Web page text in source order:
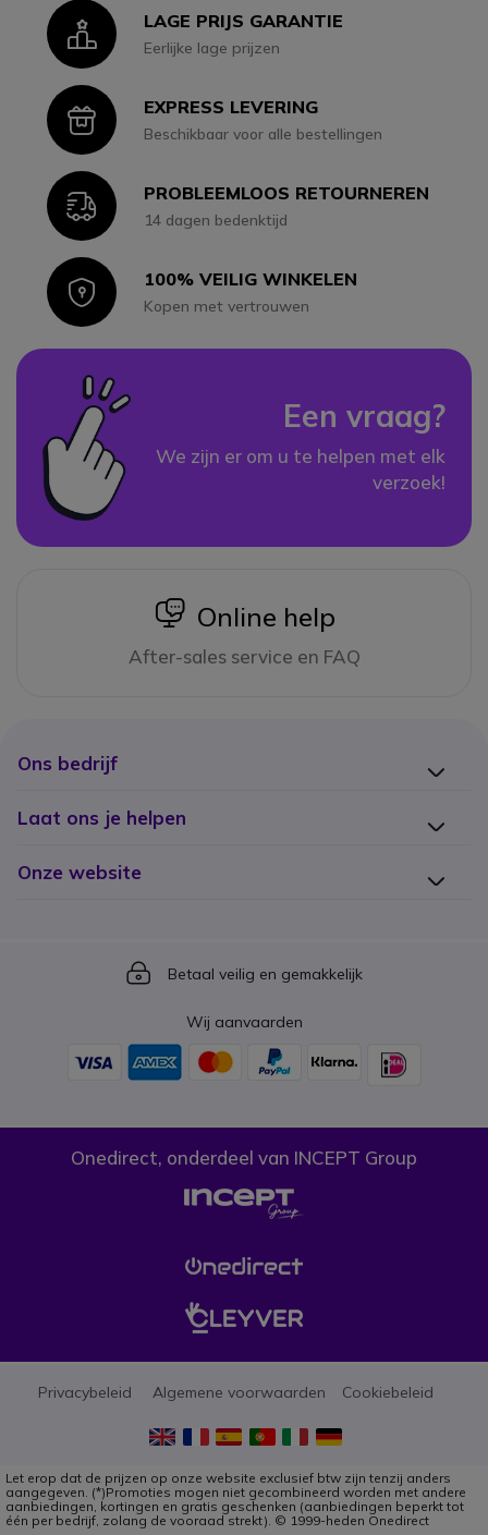
IconLAGE PRIJS GARANTIE
Eerlijke lage prijzen
IconEXPRESS LEVERING
Beschikbaar voor alle bestellingen
IconPROBLEEMLOOS RETOURNEREN
14 dagen bedenktijd
Icon100% VEILIG WINKELEN
Kopen met vertrouwen
Een vraag?
We zijn er om u te helpen met elk
verzoek!
icon
Online help
After-sales service en FAQ
Ons bedrijf
Laat ons je helpen
Onze website
Icon
Betaal veilig en gemakkelijk
Wij aanvaarden
Onedirect, onderdeel van INCEPT Group
Privacybeleid Algemene voorwaarden Cookiebeleid
Let erop dat de prijzen op onze website exclusief btw zijn tenzij anders
aangegeven. (*)Promoties mogen niet gecombineerd worden met andere
aanbiedingen, kortingen en gratis geschenken (aanbiedingen beperkt tot
één per bedrijf, zolang de vooraad strekt). © 1999-heden Onedirect